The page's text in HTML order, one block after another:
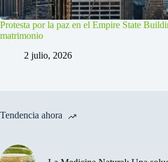
Protesta por la paz en el Empire State
matrimonio
2 julio, 2026
Tendencia ahora